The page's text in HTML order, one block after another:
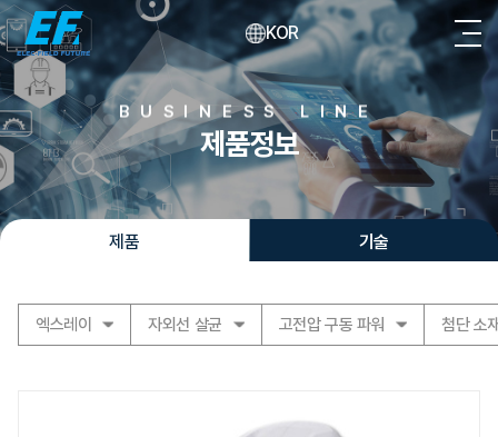
KOR
BUSINESS LINE
제품정보
제품 기술
엑스레이 자외선 살균 고전압 구동 파워 첨단 소